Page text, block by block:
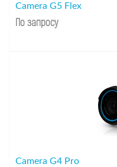
Camera G5 Flex
По запросу
Camera G4 Pro